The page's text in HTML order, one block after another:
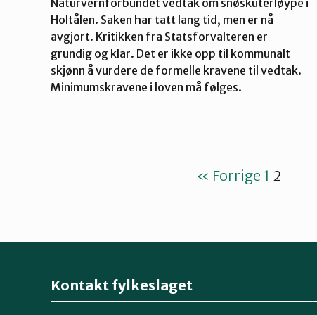
Naturvernforbundet vedtak om snøskuterløype i
Holtålen. Saken har tatt lang tid, men er nå
avgjort. Kritikken fra Statsforvalteren er
grundig og klar. Det er ikke opp til kommunalt
skjønn å vurdere de formelle kravene til vedtak.
Minimumskravene i loven må følges.
« Forrige 1 2
Kontakt fylkeslaget